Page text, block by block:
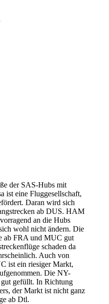
der SAS-Hubs mit
ist eine Fluggesellschaft,
Daran wird sich
ab DUS. HAM
an die Hubs
wohl nicht ändern. Die
ab FRA und MUC gut
schaden da
Auch von
ist ein riesiger Markt,
Die NY-
gefüllt. In Richtung
der Markt ist nicht ganz
ab Dtl.